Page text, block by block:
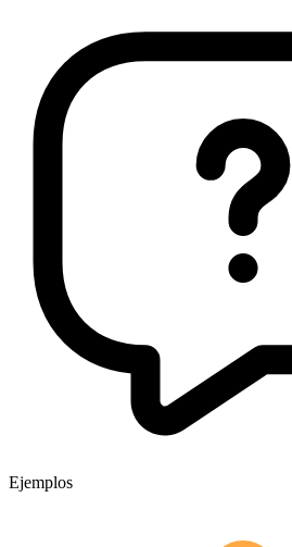
Ejemplos